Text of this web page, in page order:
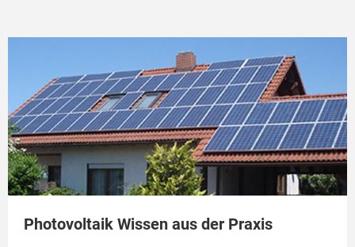
Photovoltaik Wissen aus der Praxis